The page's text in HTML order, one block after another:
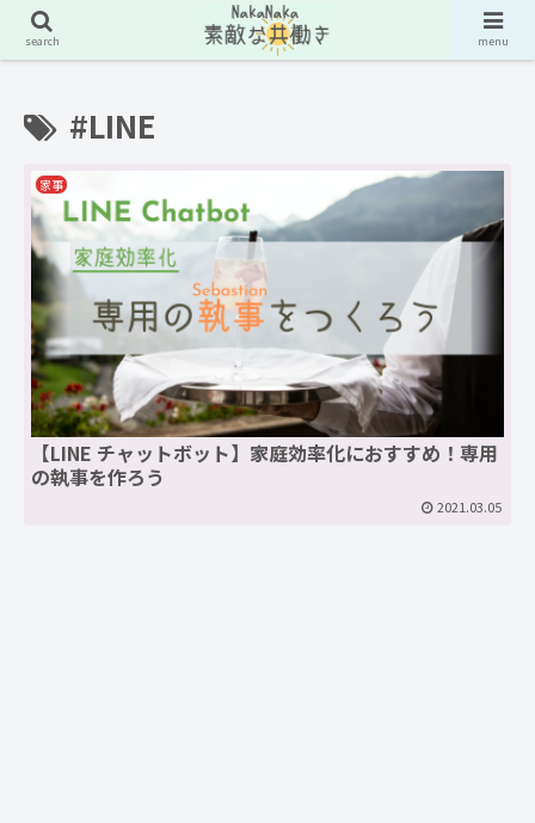
#LINE
家事
【LINE チャットボット】家庭効率化におすすめ！専用
の執事を作ろう
2021.03.05
search menu